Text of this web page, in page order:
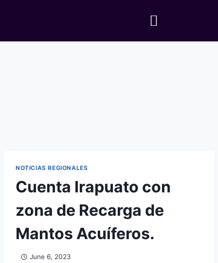
NOTICIAS REGIONALES
Cuenta Irapuato con
zona de Recarga de
Mantos Acuíferos.
June 6, 2023